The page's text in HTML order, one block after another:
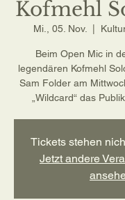
Kofmehl
Mi., 05. Nov.
Beim Open Mic in
legendären Kofmehl
Sam Folder am
„Wildcard“ das
Tickets stehen
Jetzt andere